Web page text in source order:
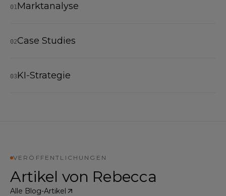
01Marktanalyse
02Case Studies
03KI-Strategie
VERÖFFENTLICHUNGEN
Artikel von Rebecca
Alle Blog-Artikel